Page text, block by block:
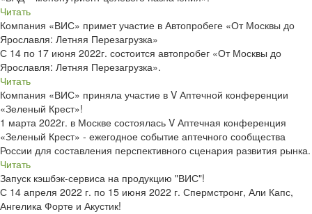
Читать
Компания «ВИС» примет участие в Автопробеге «От Москвы до
Ярославля: Летняя Перезагрузка»
С 14 по 17 июня 2022г. состоится автопробег «От Москвы до
Ярославля: Летняя Перезагрузка».
Читать
Компания «ВИС» приняла участие в V Аптечной конференции
«Зеленый Крест»!
1 марта 2022г. в Москве состоялась V Аптечная конференция
«Зеленый Крест» - ежегодное событие аптечного сообщества
России для составления перспективного сценария развития рынка.
Читать
Запуск кэшбэк-сервиса на продукцию "ВИС"!
С 14 апреля 2022 г. по 15 июня 2022 г. Спермстронг, Али Капс,
Ангелика Форте и Акустик!